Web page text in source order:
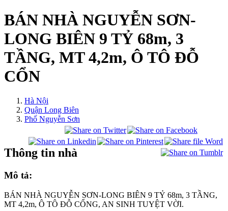
BÁN NHÀ NGUYỄN SƠN-
LONG BIÊN 9 TỶ 68m, 3
TẦNG, MT 4,2m, Ô TÔ ĐỖ
CỔN
Hà Nội
Quận Long Biên
Phố Nguyễn Sơn
Thông tin nhà
Mô tả:
BÁN NHÀ NGUYỄN SƠN-LONG BIÊN 9 TỶ 68m, 3 TẦNG,
MT 4,2m, Ô TÔ ĐỖ CỔNG, AN SINH TUYỆT VỜI.